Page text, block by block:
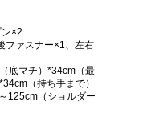
ン×2
ファスナー×1、左右
底マチ）*34cm（最
（持ち手まで）
125cm（ショルダー